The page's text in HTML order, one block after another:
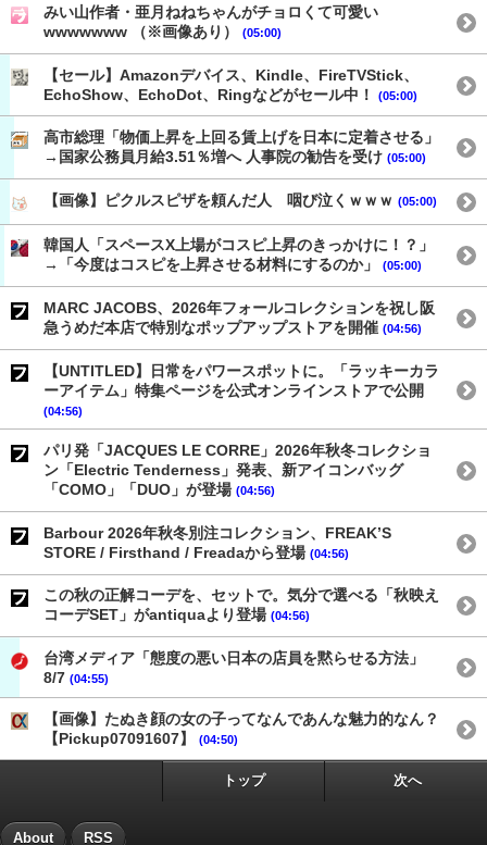
みい山作者・亜月ねねちゃんがチョロくて可愛い
wwwwwww （※画像あり）
(05:00)
【セール】Amazonデバイス、Kindle、FireTVStick、
EchoShow、EchoDot、Ringなどがセール中！
(05:00)
高市総理「物価上昇を上回る賃上げを日本に定着させる」
→国家公務員月給3.51％増へ 人事院の勧告を受け (05:00)
【画像】ピクルスピザを頼んだ人 咽び泣くｗｗｗ (05:00)
韓国人「スペースX上場がコスピ上昇のきっかけに！？」
→「今度はコスピを上昇させる材料にするのか」
(05:00)
MARC JACOBS、2026年フォールコレクションを祝し阪
急うめだ本店で特別なポップアップストアを開催 (04:56)
【UNTITLED】日常をパワースポットに。「ラッキーカラ
ーアイテム」特集ページを公式オンラインストアで公開
(04:56)
パリ発「JACQUES LE CORRE」2026年秋冬コレクショ
ン「Electric Tenderness」発表、新アイコンバッグ
「COMO」「DUO」が登場 (04:56)
Barbour 2026年秋冬別注コレクション、FREAK’S
STORE / Firsthand / Freadaから登場 (04:56)
この秋の正解コーデを、セットで。気分で選べる「秋映え
コーデSET」がantiquaより登場 (04:56)
台湾メディア「態度の悪い日本の店員を黙らせる方法」
8/7 (04:55)
【画像】たぬき顔の女の子ってなんであんな魅力的なん？
【Pickup07091607】
(04:50)
トップ 次へ
About RSS